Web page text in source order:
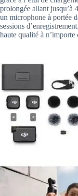
prolongée allant jusqu’à
un microphone à portée
sessions
haute qualité à